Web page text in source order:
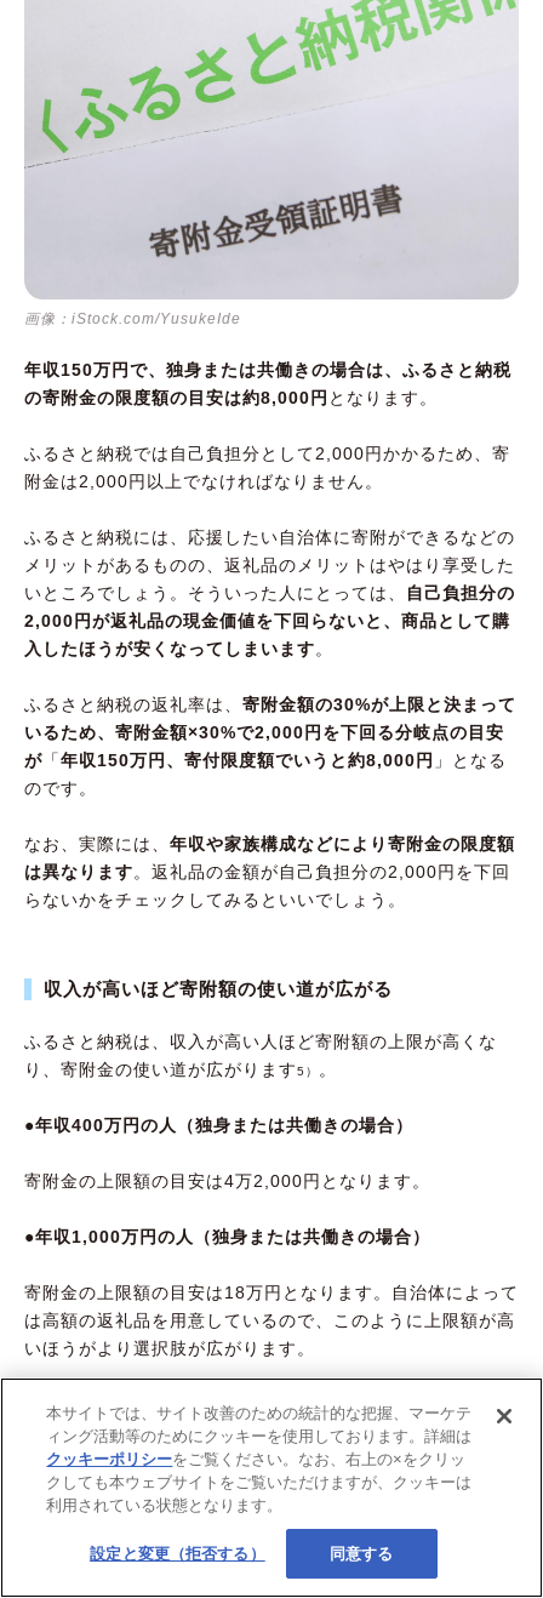
画像：iStock.com/YusukeIde
年収150万円で、独身または共働きの場合は、ふるさと納税
の寄附金の限度額の目安は約8,000円 となります。
ふるさと納税では自己負担分として2,000円かかるため、寄
附金は2,000円以上でなければなりません。
ふるさと納税には、応援したい自治体に寄附ができるなどの
メリットがあるものの、返礼品のメリットはやはり享受した
いところでしょう。そういった人にとっては、
自己負担分の
2,000円が返礼品の現金価値を下回らないと、商品として購
入したほうが安くなってしまいます。
ふるさと納税の返礼率は、 寄附金額の30%が上限と決まって
いるため、寄附金額×30%で2,000円を下回る分岐点の目安
が 「年収150万円、寄付限度額でいうと約8,000円 」となる
のです。
なお、実際には、 年収や家族構成などにより寄附金の限度額
は異なります。返礼品の金額が自己負担分の2,000円を下回
らないかをチェックしてみるといいでしょう。
収入が高いほど寄附額の使い道が広がる
ふるさと納税は、収入が高い人ほど寄附額の上限が高くな
り、寄附金の使い道が広がります5） 。
●年収400万円の人（独身または共働きの場合）
寄附金の上限額の目安は4万2,000円となります。
●年収1,000万円の人（独身または共働きの場合）
寄附金の上限額の目安は18万円となります。自治体によって
は高額の返礼品を用意しているので、このように上限額が高
いほうがより選択肢が広がります。
定年退職して収入は公的年金のみの人は注意が必要
本サイトでは、サイト改善のための統計的な把握、マーケテ
ィング活動等のためにクッキーを使用しております。詳細は
クッキーポリシーをご覧ください。なお、右上の×をクリッ
クしても本ウェブサイトをご覧いただけますが、クッキーは
利用されている状態となります。
設定と変更（拒否する） 同意する